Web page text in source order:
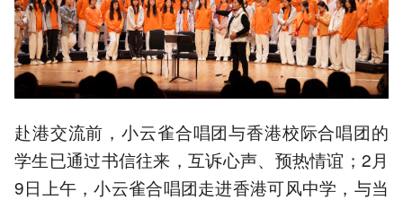
赴港交流前，小云雀合唱团与香港校际合唱团的
学生已通过书信往来，互诉心声、预热情谊；2月
9日上午，小云雀合唱团走进香港可风中学，与当